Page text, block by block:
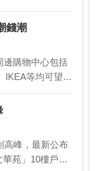
購物中心，因
錢潮
邊購物中心包括
IKEA等均可望受
幅成長3…
高峰，最新公布
苑」10樓戶以